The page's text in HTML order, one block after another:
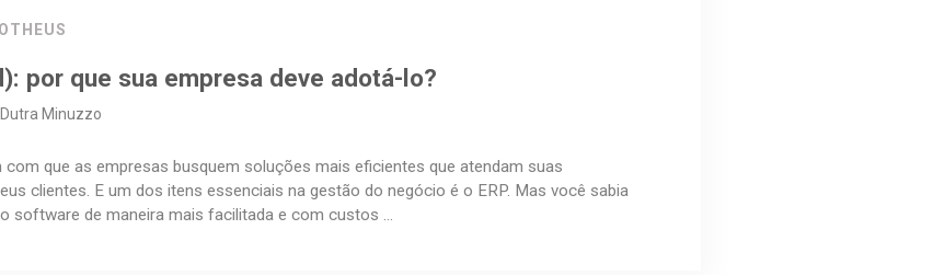
por que sua empresa deve adotá-lo?
Minuzzo
que as empresas busquem soluções mais eficientes que atendam suas
clientes. E um dos itens essenciais na gestão do negócio é o ERP. Mas você sabia
de maneira mais facilitada e com custos ...